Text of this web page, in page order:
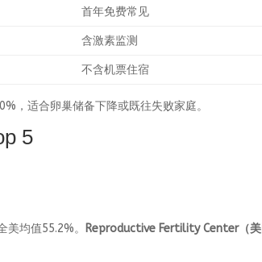
首年免费常见
含激素监测
不含机票住宿
，适合卵巢储备下降或既往失败家庭。
5
均值55.2%。 Reproductive Fertility Center（美